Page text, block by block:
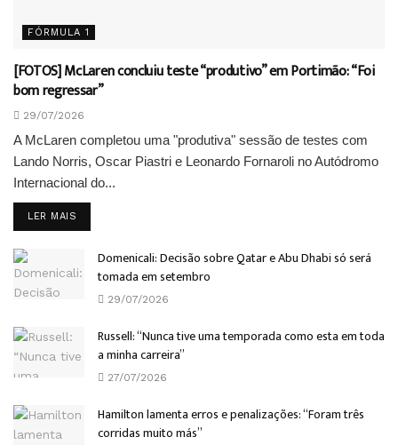
FÓRMULA 1
[FOTOS] McLaren concluiu teste “produtivo” em Portimão: “Foi
bom regressar”
29/07/2026
A McLaren completou uma "produtiva" sessão de testes com
Lando Norris, Oscar Piastri e Leonardo Fornaroli no Autódromo
Internacional do...
LER MAIS
Domenicali: Decisão sobre Qatar e Abu Dhabi só será
tomada em setembro
29/07/2026
Russell: “Nunca tive uma temporada como esta em toda
a minha carreira”
27/07/2026
Hamilton lamenta erros e penalizações: “Foram três
corridas muito más”